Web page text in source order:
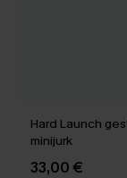
Hard Launch
minijurk
33,00 €